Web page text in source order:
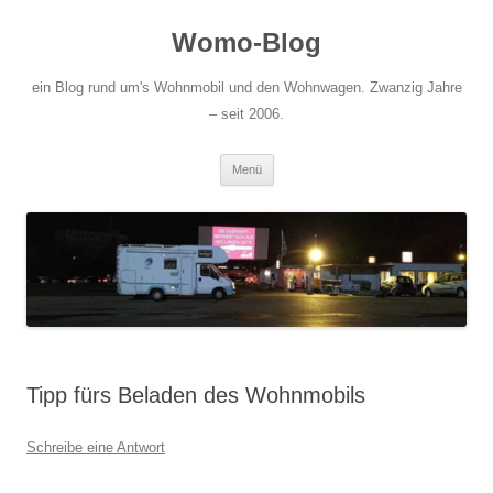
Womo-Blog
ein Blog rund um's Wohnmobil und den Wohnwagen. Zwanzig Jahre
– seit 2006.
Menü
Tipp fürs Beladen des Wohnmobils
Schreibe eine Antwort